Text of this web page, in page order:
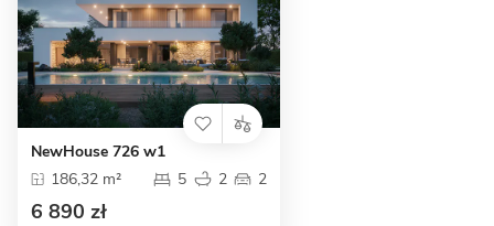
NewHouse 726 w1
186,32 m²
5 2 2
6 890 zł